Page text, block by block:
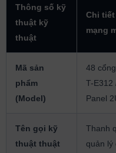
Thông số kỹ
thuật kỹ
thuật
Chi
mạng
Mã sản
phẩm
(Model)
48
T-E312
Panel
Tên gọi kỹ
thuật thuật
Thanh
quản lý